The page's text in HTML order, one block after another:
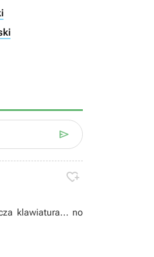


klawiatura... no